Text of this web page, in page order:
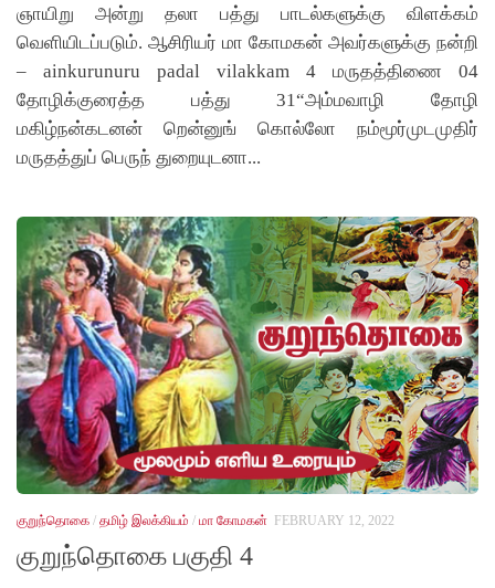
ஞாயிறு அன்று தலா பத்து பாடல்களுக்கு விளக்கம்
வெளியிடப்படும். ஆசிரியர் மா கோமகன் அவர்களுக்கு நன்றி
– ainkurunuru padal vilakkam 4 மருதத்திணை 04
தோழிக்குரைத்த பத்து 31“அம்மவாழி தோழி
மகிழ்நன்கடனன் றென்னுங் கொல்லோ நம்மூர்முடமுதிர்
மருதத்துப் பெருந் துறையுடனா...
குறுந்தொகை / தமிழ் இலக்கியம் / மா கோமகன் FEBRUARY 12, 2022
குறுந்தொகை பகுதி 4